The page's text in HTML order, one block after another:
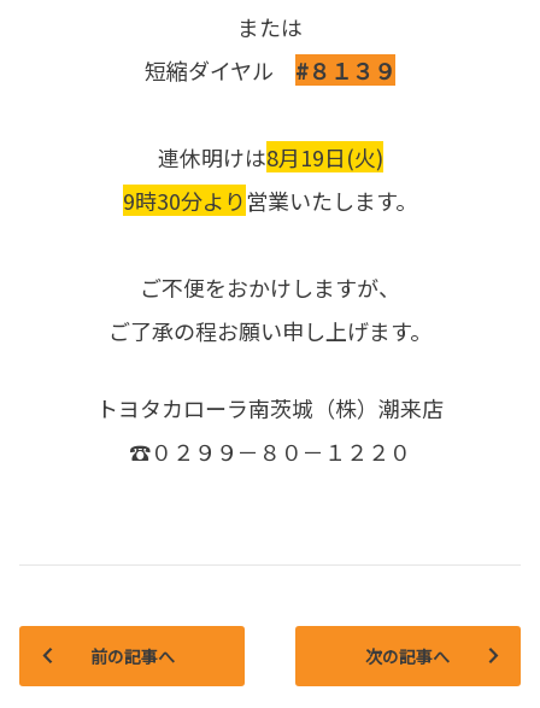
または
短縮ダイヤル #８１３９
連休明けは8月19日(火)
9時30分より営業いたします。
ご不便をおかけしますが、
ご了承の程お願い申し上げます。
トヨタカローラ南茨城（株）潮来店
☎０２９９－８０－１２２０
前の記事へ 次の記事へ